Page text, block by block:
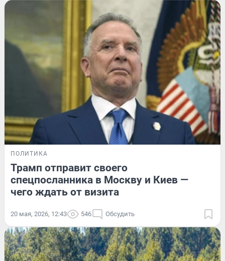
ПОЛИТИКА
Трамп отправит своего
спецпосланника в Москву и Киев —
чего ждать от визита
20 мая, 2026, 12:43 546 Обсудить